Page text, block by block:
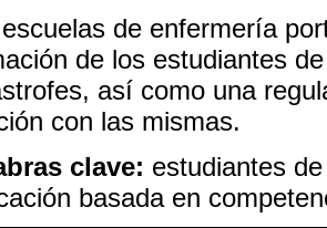
de enfermería
de los estudiantes
así como una
con las mismas.
clave: estudiantes
basada en